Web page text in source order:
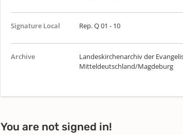
Signature Local Rep. Q 01 - 10
Archive
Landeskirchenarchiv der
Mitteldeutschland/Magdeburg
You are not signed in!